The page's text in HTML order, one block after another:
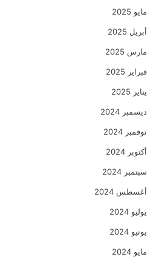
مايو 2025
أبريل 2025
مارس 2025
فبراير 2025
يناير 2025
ديسمبر 2024
نوفمبر 2024
أكتوبر 2024
سبتمبر 2024
أغسطس 2024
يوليو 2024
يونيو 2024
مايو 2024